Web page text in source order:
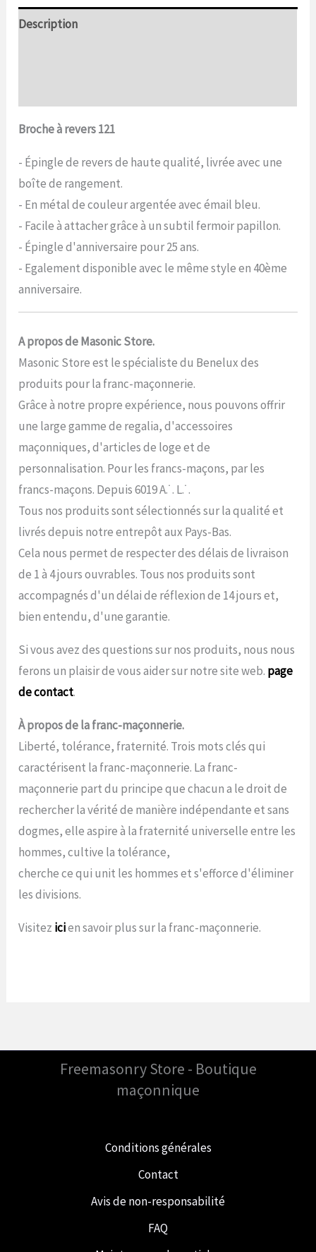
Description
Broche à revers 121
- Épingle de revers de haute qualité, livrée avec une
boîte de rangement.
- En métal de couleur argentée avec émail bleu.
- Facile à attacher grâce à un subtil fermoir papillon.
- Épingle d'anniversaire pour 25 ans.
- Egalement disponible avec le même style en 40ème
anniversaire.
A propos de Masonic Store.
Masonic Store est le spécialiste du Benelux des
produits pour la franc-maçonnerie.
Grâce à notre propre expérience, nous pouvons offrir
une large gamme de regalia, d'accessoires
maçonniques, d'articles de loge et de
personnalisation. Pour les francs-maçons, par les
francs-maçons. Depuis 6019 A.˙. L.˙.
Tous nos produits sont sélectionnés sur la qualité et
livrés depuis notre entrepôt aux Pays-Bas.
Cela nous permet de respecter des délais de livraison
de 1 à 4 jours ouvrables. Tous nos produits sont
accompagnés d'un délai de réflexion de 14 jours et,
bien entendu, d'une garantie.
Si vous avez des questions sur nos produits, nous nous
ferons un plaisir de vous aider sur notre site web. page
de contact.
À propos de la franc-maçonnerie.
Liberté, tolérance, fraternité. Trois mots clés qui
caractérisent la franc-maçonnerie. La franc-
maçonnerie part du principe que chacun a le droit de
rechercher la vérité de manière indépendante et sans
dogmes, elle aspire à la fraternité universelle entre les
hommes, cultive la tolérance,
cherche ce qui unit les hommes et s'efforce d'éliminer
les divisions.
Visitez icien savoir plus sur la franc-maçonnerie.
Freemasonry Store - Boutique
maçonnique
Conditions générales
Contact
Avis de non-responsabilité
FAQ